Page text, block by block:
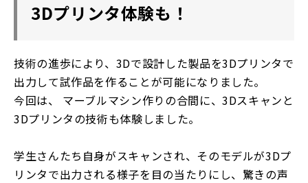
3Dプリンタ体験も！
技術の進歩により、3Dで設計した製品を3Dプリンタで
出力して試作品を作ることが可能になりました。
今回は、 マーブルマシン作りの合間に、3Dスキャンと
3Dプリンタの技術も体験しました。
学生さんたち自身がスキャンされ、そのモデルが3Dプ
リンタで出力される様子を目の当たりにし、驚きの声